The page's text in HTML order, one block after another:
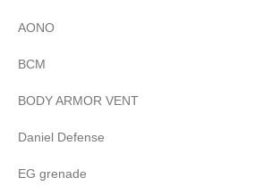
AONO
BCM
BODY ARMOR VENT
Daniel Defense
EG grenade